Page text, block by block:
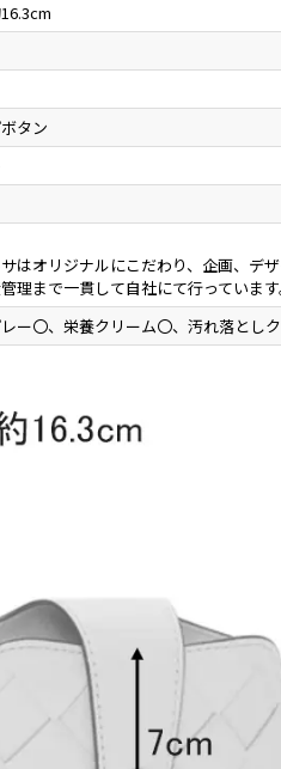
タン
はオリジナルにこだわり、企画、デ
理まで一貫して自社にて行っています
ー〇、栄養クリーム〇、汚れ落とし